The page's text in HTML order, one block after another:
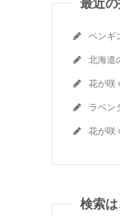
ペンギ
北海道
花が咲
ラベン
花が咲
検索は